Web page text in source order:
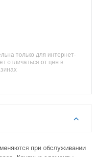
только для интернет-
отличаться от цен в
при обслуживании